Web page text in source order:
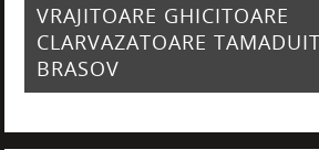
VRAJITOARE GHICITOARE
CLARVAZATOARE
BRASOV